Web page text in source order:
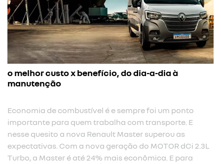
o melhor custo x benefício, do dia-a-dia à
manutenção
Economia de combustível é e sempre foi um ponto
importante para quem trabalha com transporte. E
nesse quesito a nova Renault Master superou as
expectativas. Com a nova geração do MOTOR dCi 2.3L
Turbo, a Master é até 24% mais econômica. E para